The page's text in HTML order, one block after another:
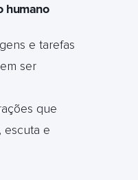
humano
e tarefas
ser
que
escuta e